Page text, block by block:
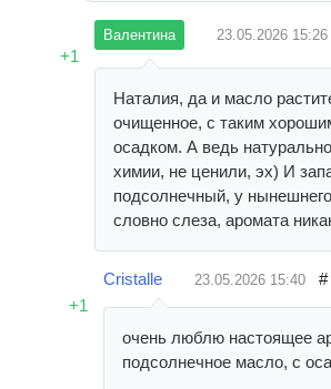
+1
Валентина 23.05.2026 15:26
Наталия, да и масло
очищенное, с таким
осадком. А ведь
химии, не ценили, эх) И
подсолнечный, у
словно слеза, аромата
+1
Cristalle 23.05.2026 15:40 #
очень люблю настоящее
подсолнечное масло, с